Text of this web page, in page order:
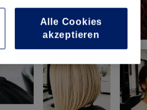
Alle Cookies
akzeptieren